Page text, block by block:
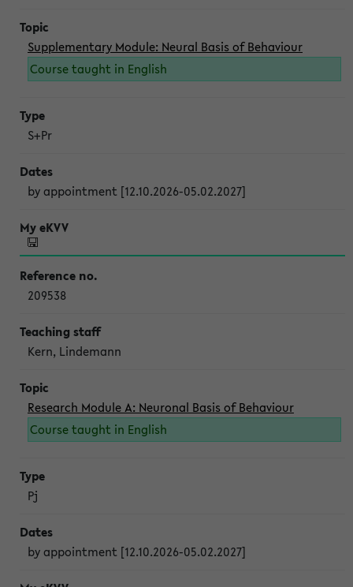
Supplementary Module: Neural Basis of Behaviour
Course taught in English
S+Pr
by appointment [12.10.2026-05.02.2027]
209538
Kern, Lindemann
Research Module A: Neuronal Basis of Behaviour
Course taught in English
Pj
by appointment [12.10.2026-05.02.2027]